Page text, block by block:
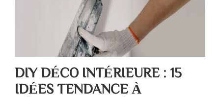
DIY DÉCO INTÉRIEURE : 15
IDÉES TENDANCE À